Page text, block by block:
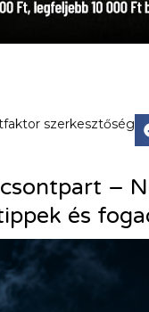
szerkesztőség
–
és